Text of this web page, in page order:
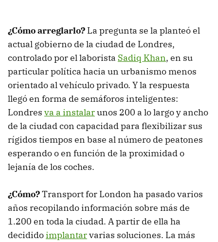
¿Cómo arreglarlo? La pregunta se la planteó el
actual gobierno de la ciudad de Londres,
controlado por el laborista Sadiq Khan, en su
particular política hacia un urbanismo menos
orientado al vehículo privado. Y la respuesta
llegó en forma de semáforos inteligentes:
Londres va a instalarunos 200 a lo largo y ancho
de la ciudad con capacidad para flexibilizar sus
rígidos tiempos en base al número de peatones
esperando o en función de la proximidad o
lejanía de los coches.
¿Cómo?Transport for London ha pasado varios
años recopilando información sobre más de
1.200 en toda la ciudad. A partir de ella ha
decididoimplantarvarias soluciones. La más